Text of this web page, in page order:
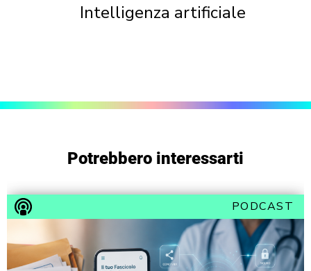
Intelligenza artificiale
Potrebbero interessarti
PODCAST